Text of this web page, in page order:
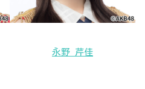
永野 芹佳